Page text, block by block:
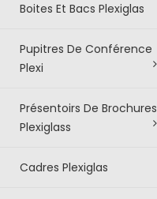
Boites Et Bacs Plexiglas
Pupitres De Conférence
Plexi
Présentoirs De Brochures
Plexiglass
Cadres Plexiglas